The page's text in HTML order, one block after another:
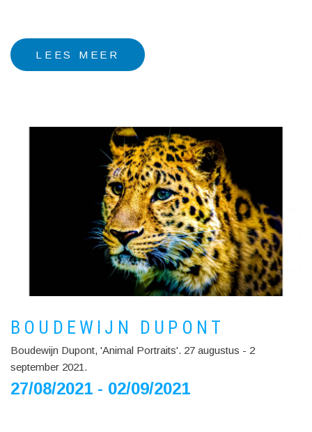
LEES MEER
OVER
BOUDEWIJN
BOUDEWIJN DUPONT
Boudewijn Dupont, 'Animal Portraits'. 27 augustus - 2
september 2021.
27/08/2021 - 02/09/2021